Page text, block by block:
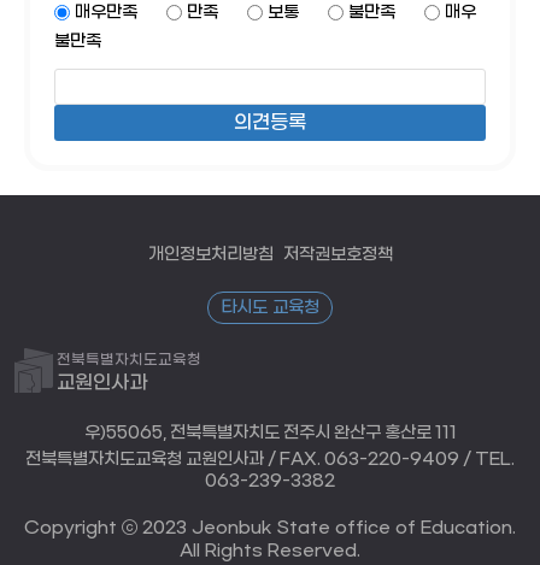
매우만족 만족 보통 불만족
매우
불만족
개인정보처리방침 저작권보호정책
타시도 교육청
전북특별자치도교육청
교원인사과
우)55065, 전북특별자치도 전주시 완산구 홍산로 111
전북특별자치도교육청 교원인사과 / FAX. 063-220-9409 / TEL.
063-239-3382
Copyright ⓒ 2023 Jeonbuk State office of Education.
All Rights Reserved.